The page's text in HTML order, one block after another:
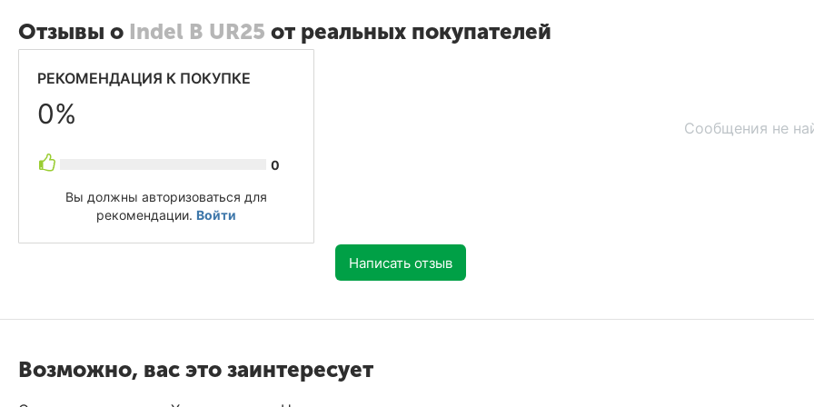
Отзывы о Indel B UR25 от реальных покупателей
РЕКОМЕНДАЦИЯ К ПОКУПКЕ
0%
0
Вы должны авторизоваться для
рекомендации. Войти
Сообщения не
Написать отзыв
Возможно, вас это заинтересует